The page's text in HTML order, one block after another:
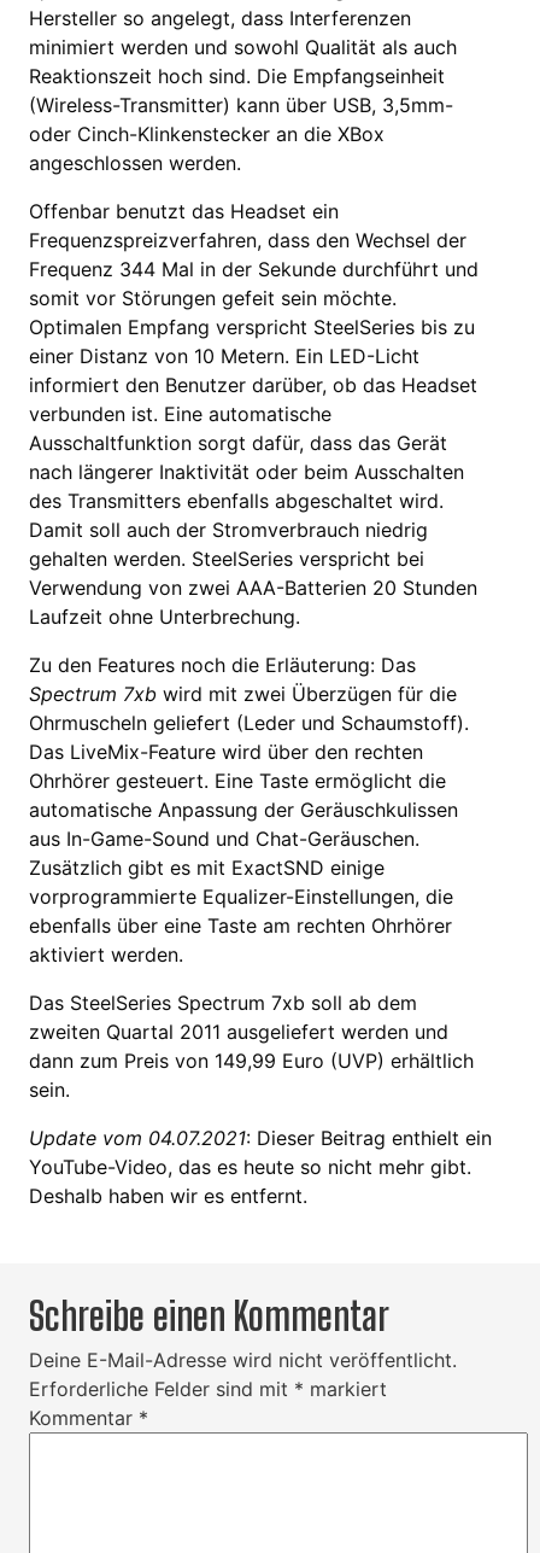
Hersteller so angelegt, dass Interferenzen
minimiert werden und sowohl Qualität als auch
Reaktionszeit hoch sind. Die Empfangseinheit
(Wireless-Transmitter) kann über USB, 3,5mm-
oder Cinch-Klinkenstecker an die XBox
angeschlossen werden.
Offenbar benutzt das Headset ein
Frequenzspreizverfahren, dass den Wechsel der
Frequenz 344 Mal in der Sekunde durchführt und
somit vor Störungen gefeit sein möchte.
Optimalen Empfang verspricht SteelSeries bis zu
einer Distanz von 10 Metern. Ein LED-Licht
informiert den Benutzer darüber, ob das Headset
verbunden ist. Eine automatische
Ausschaltfunktion sorgt dafür, dass das Gerät
nach längerer Inaktivität oder beim Ausschalten
des Transmitters ebenfalls abgeschaltet wird.
Damit soll auch der Stromverbrauch niedrig
gehalten werden. SteelSeries verspricht bei
Verwendung von zwei AAA-Batterien 20 Stunden
Laufzeit ohne Unterbrechung.
Zu den Features noch die Erläuterung: Das
Spectrum 7xb wird mit zwei Überzügen für die
Ohrmuscheln geliefert (Leder und Schaumstoff).
Das LiveMix-Feature wird über den rechten
Ohrhörer gesteuert. Eine Taste ermöglicht die
automatische Anpassung der Geräuschkulissen
aus In-Game-Sound und Chat-Geräuschen.
Zusätzlich gibt es mit ExactSND einige
vorprogrammierte Equalizer-Einstellungen, die
ebenfalls über eine Taste am rechten Ohrhörer
aktiviert werden.
Das SteelSeries Spectrum 7xb soll ab dem
zweiten Quartal 2011 ausgeliefert werden und
dann zum Preis von 149,99 Euro (UVP) erhältlich
sein.
Update vom 04.07.2021: Dieser Beitrag enthielt ein
YouTube-Video, das es heute so nicht mehr gibt.
Deshalb haben wir es entfernt.
Schreibe einen Kommentar
Deine E-Mail-Adresse wird nicht veröffentlicht.
Erforderliche Felder sind mit * markiert
Kommentar *